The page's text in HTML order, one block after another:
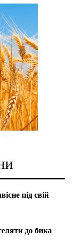
під свій
до бика